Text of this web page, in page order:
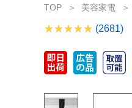
TOP 美容家電
(2681)